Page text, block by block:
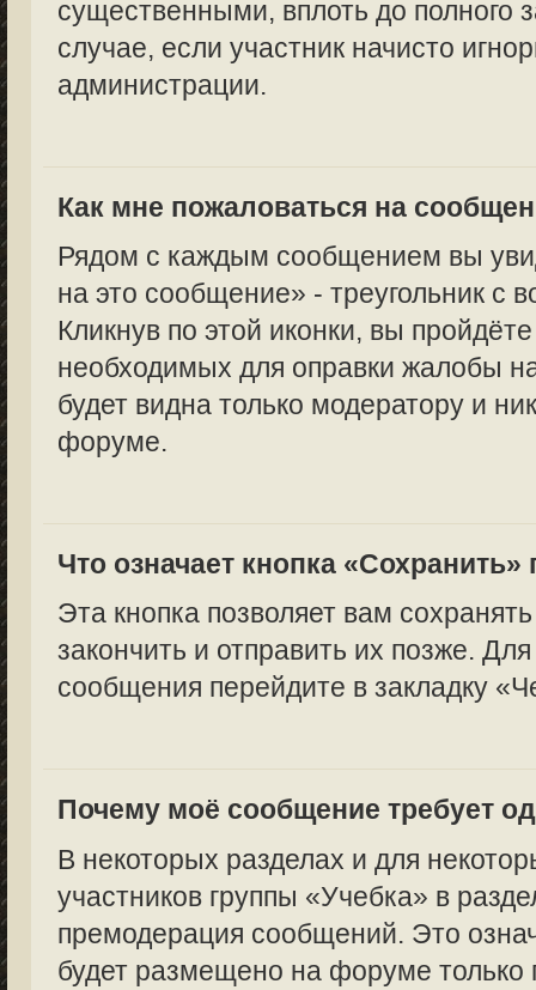
существенными, вплоть до полного
случае, если участник начисто
администрации.
Как мне пожаловаться на
Рядом с каждым сообщением вы
на это сообщение» - треугольник с
Кликнув по этой иконки, вы
необходимых для оправки жалобы
будет видна только модератору и
форуме.
Что означает кнопка
Эта кнопка позволяет вам
закончить и отправить их позже.
сообщения перейдите в закладку
Почему моё сообщение требует
В некоторых разделах и для
участников группы «Учебка» в
премодерация сообщений. Это
будет размещено на форуме только